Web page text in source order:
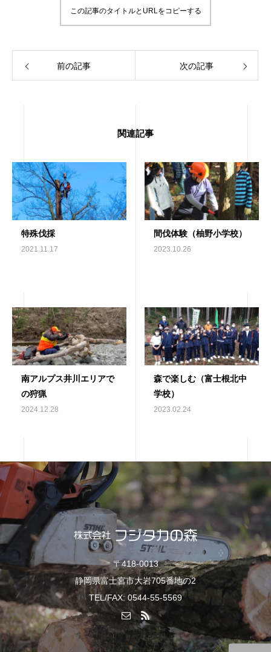
この記事のタイトルとURLをコピーする
前の記事 次の記事
関連記事
特殊伐採
2021.11.17
間伐体験（柚野小学校）
2023.10.26
南アルプス井川エリアで
の狩猟
2024.12.28
森で楽しむ（富士根北中
学校）
2023.02.24
〒418-0013
静岡県富士宮市大岩705番地の2
TEL/FAX: 0544-55-5569